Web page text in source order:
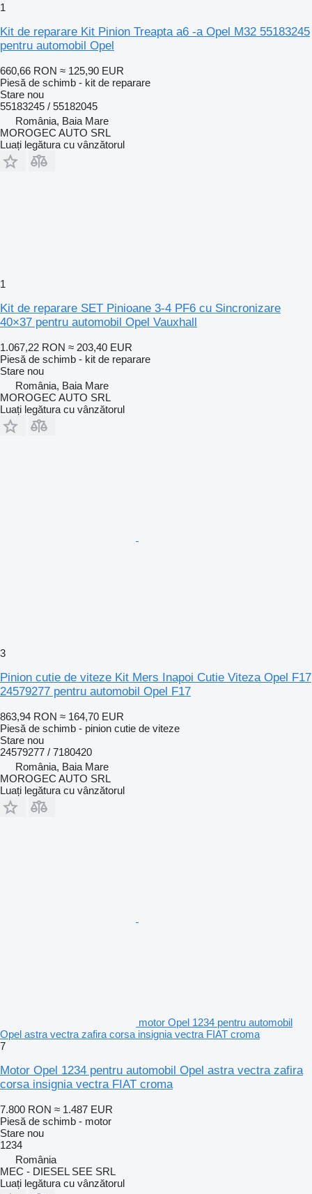
1
Kit de reparare Kit Pinion Treapta a6 -a Opel M32 55183245
pentru automobil Opel
660,66 RON ≈ 125,90 EUR
Piesă de schimb - kit de reparare
Stare nou
55183245 / 55182045
România, Baia Mare
MOROGEC AUTO SRL
Luați legătura cu vânzătorul
1
Kit de reparare SET Pinioane 3-4 PF6 cu Sincronizare
40×37 pentru automobil Opel Vauxhall
1.067,22 RON ≈ 203,40 EUR
Piesă de schimb - kit de reparare
Stare nou
România, Baia Mare
MOROGEC AUTO SRL
Luați legătura cu vânzătorul
3
Pinion cutie de viteze Kit Mers Inapoi Cutie Viteza Opel F17
24579277 pentru automobil Opel F17
863,94 RON ≈ 164,70 EUR
Piesă de schimb - pinion cutie de viteze
Stare nou
24579277 / 7180420
România, Baia Mare
MOROGEC AUTO SRL
Luați legătura cu vânzătorul
motor Opel 1234 pentru automobil
Opel astra vectra zafira corsa insignia vectra FIAT croma
7
Motor Opel 1234 pentru automobil Opel astra vectra zafira
corsa insignia vectra FIAT croma
7.800 RON ≈ 1.487 EUR
Piesă de schimb - motor
Stare nou
1234
România
MEC - DIESEL SEE SRL
Luați legătura cu vânzătorul